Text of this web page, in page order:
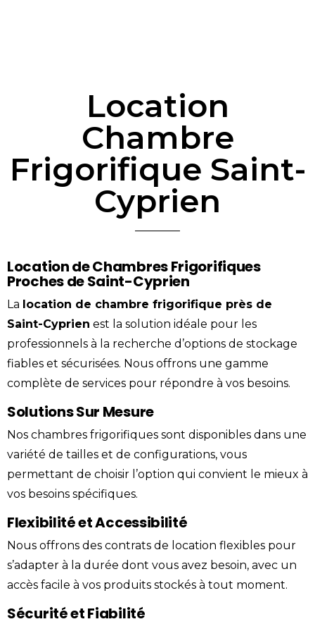
Location
Chambre
Frigorifique Saint-
Cyprien
Location de Chambres Frigorifiques
Proches de Saint-Cyprien
La location de chambre frigorifique près de
Saint-Cyprien est la solution idéale pour les
professionnels à la recherche d’options de stockage
fiables et sécurisées. Nous offrons une gamme
complète de services pour répondre à vos besoins.
Solutions Sur Mesure
Nos chambres frigorifiques sont disponibles dans une
variété de tailles et de configurations, vous
permettant de choisir l’option qui convient le mieux à
vos besoins spécifiques.
Flexibilité et Accessibilité
Nous offrons des contrats de location flexibles pour
s’adapter à la durée dont vous avez besoin, avec un
accès facile à vos produits stockés à tout moment.
Sécurité et Fiabilité